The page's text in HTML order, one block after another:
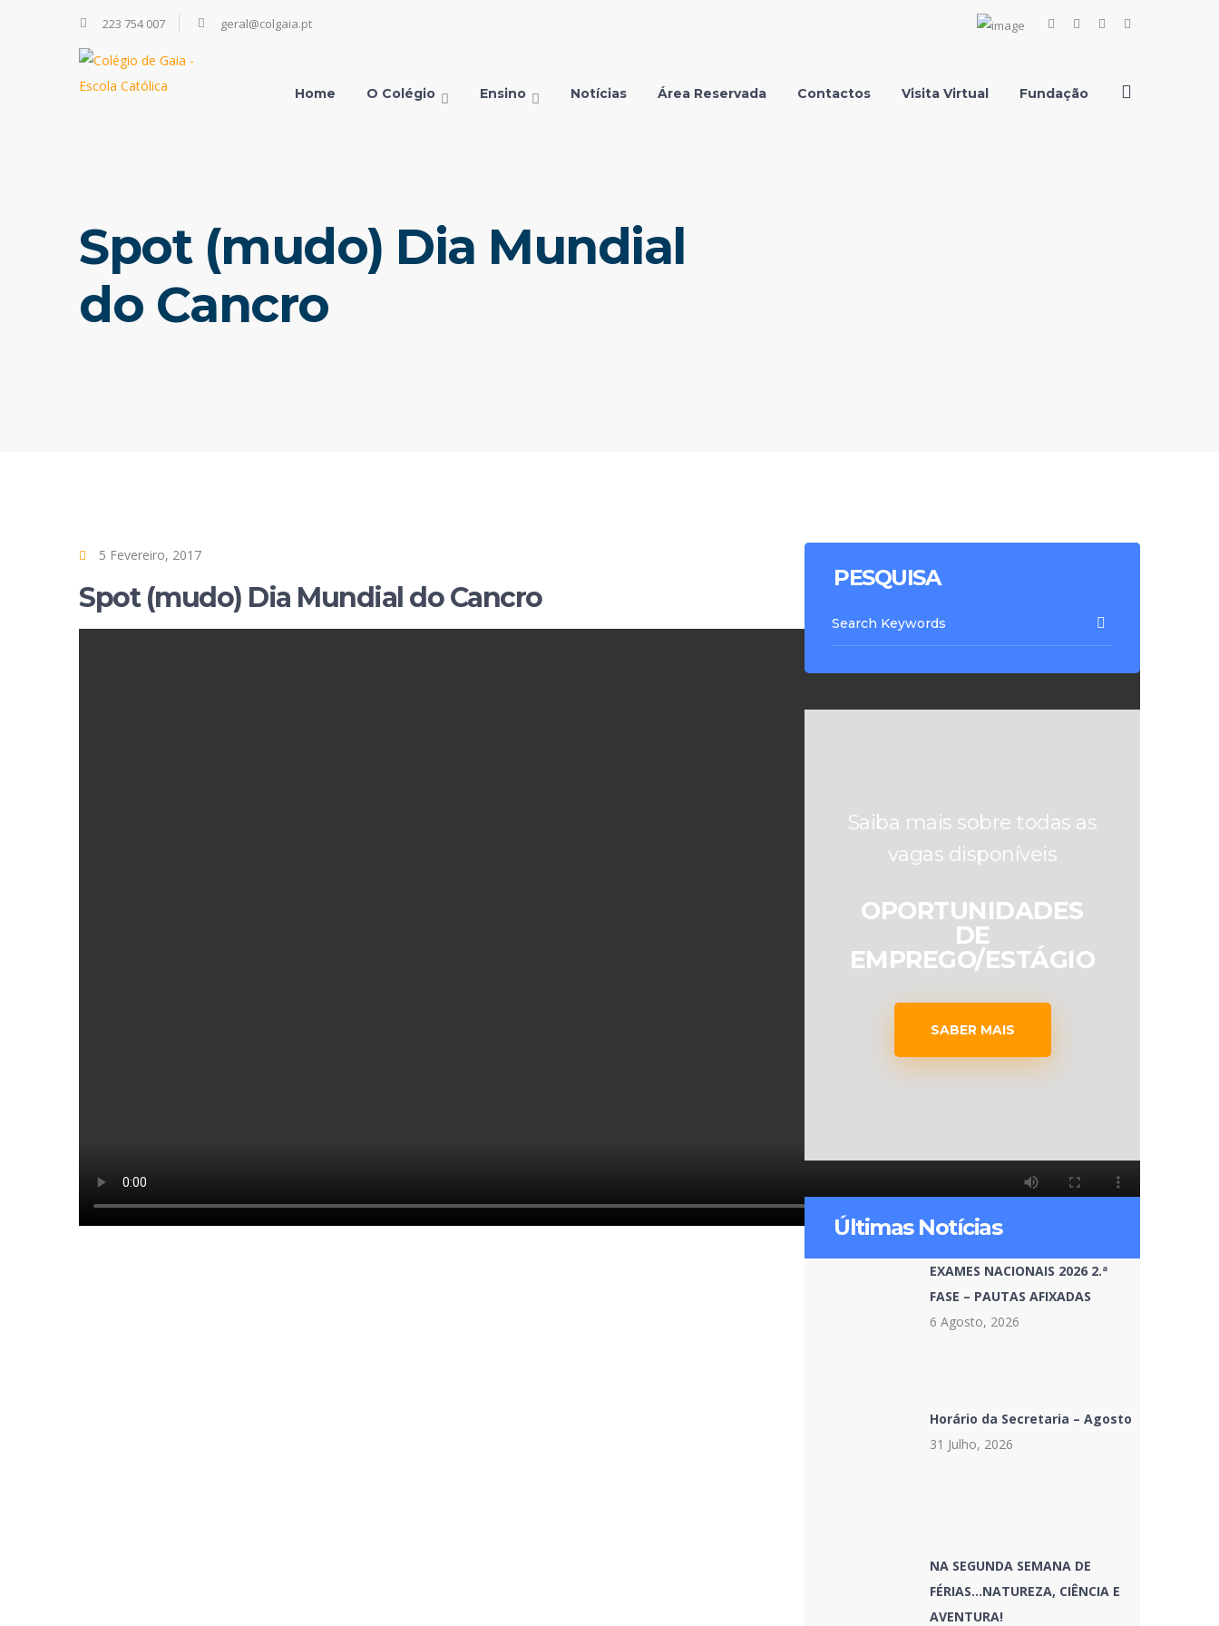
223 754 007 geral@colgaia.pt
FacebookInstagramYoutube
Home O Colégio Ensino Notícias Área Reservada Contactos Visita Virtual Fundação
Spot (mudo) Dia Mundial
do Cancro
5 Fevereiro, 2017
Spot (mudo) Dia Mundial do Cancro
PESQUISA
Saiba mais sobre todas as
vagas disponíveis
OPORTUNIDADES
DE
EMPREGO/ESTÁGIO
SABER MAIS
Últimas Notícias
EXAMES NACIONAIS 2026 2.ª
FASE – PAUTAS AFIXADAS
6 Agosto, 2026
Horário da Secretaria – Agosto
31 Julho, 2026
NA SEGUNDA SEMANA DE
FÉRIAS…NATUREZA, CIÊNCIA E
AVENTURA!